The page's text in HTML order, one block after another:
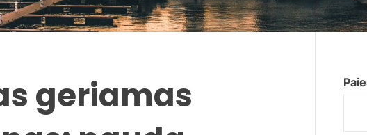
geriamas